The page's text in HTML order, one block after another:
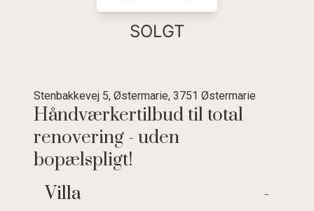
SOLGT
Stenbakkevej 5, Østermarie, 3751 Østermarie
Håndværkertilbud til total
renovering - uden
bopælspligt!
Beliggende i charmerende landligt område, ca
Villa -